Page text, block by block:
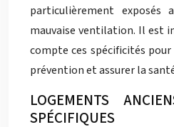
particulièrement exposés
mauvaise ventilation. Il est
compte ces spécificités
prévention et assurer la
LOGEMENTS
SPÉCIFIQUES